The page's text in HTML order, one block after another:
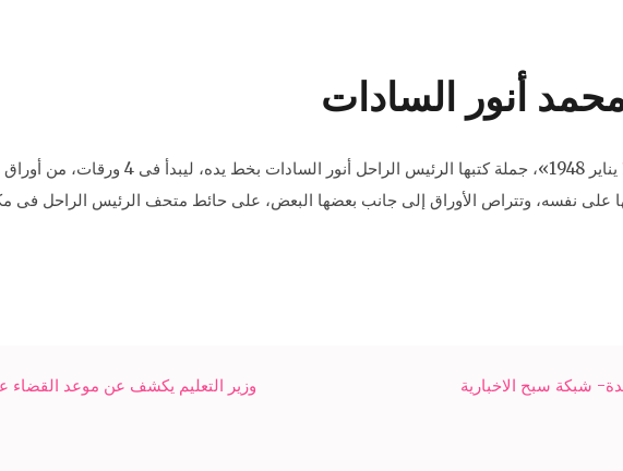
أنور السادات
«الزنزانة 54 سجن قرة ميدان..17 يناير
«20 عهداً» قطعها على نفسه، وتتراص الأوراق إلى جانب بعضها البعض، على حائط متحف الرئيس
وزير التعليم يكشف عن موعد القضاء شبكة سبح الاخبارية